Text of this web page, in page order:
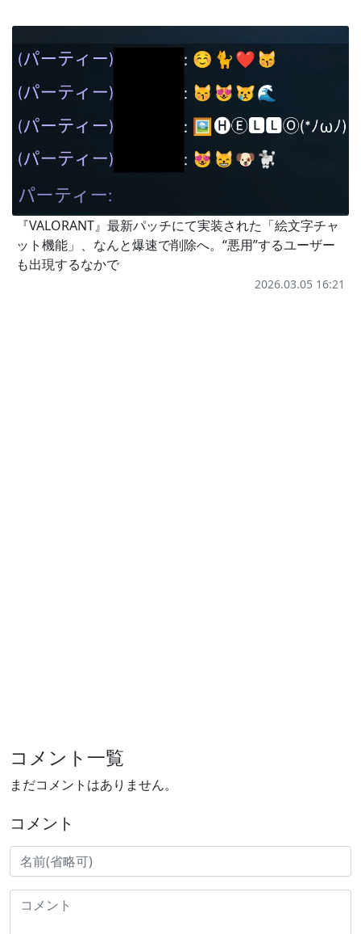
『VALORANT』最新パッチにて実装された「絵文字チャ
ット機能」、なんと爆速で削除へ。“悪用”するユーザー
も出現するなかで
2026.03.05 16:21
コメント一覧
まだコメントはありません。
コメント